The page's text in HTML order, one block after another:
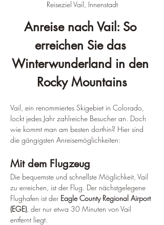
Reiseziel Vail, Innenstadt
Anreise nach Vail: So
erreichen Sie das
Winterwunderland in den
Rocky Mountains
Vail, ein renommiertes Skigebiet in Colorado,
lockt jedes Jahr zahlreiche Besucher an. Doch
wie kommt man am besten dorthin? Hier sind
die gängigsten Anreisemöglichkeiten:
Mit dem Flugzeug
Die bequemste und schnellste Möglichkeit, Vail
zu erreichen, ist der Flug. Der nächstgelegene
Flughafen ist der Eagle County Regional Airport
(EGE) , der nur etwa 30 Minuten von Vail
entfernt liegt.